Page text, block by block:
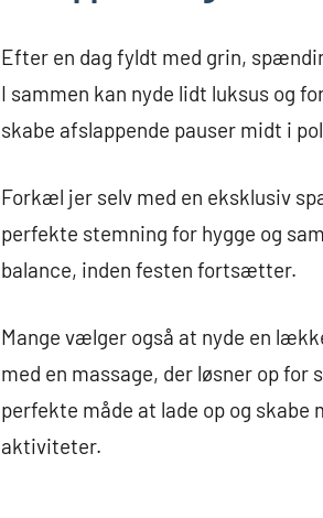
Efter en dag fyldt med grin,
I sammen kan nyde lidt luksus og
skabe afslappende pauser midt i
Forkæl jer selv med en eksklusiv
perfekte stemning for hygge og
balance, inden festen fortsætter.
Mange vælger også at nyde en
med en massage, der løsner op
perfekte måde at lade op og
aktiviteter.